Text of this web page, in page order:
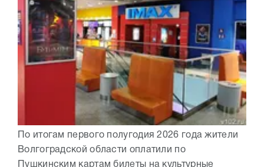
По итогам первого полугодия 2026 года жители
Волгоградской области оплатили по
Пушкинским картам билеты на культурные